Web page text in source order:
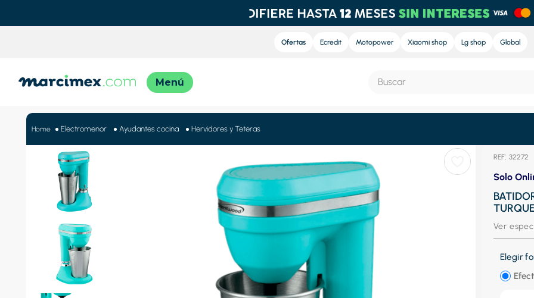
Ofertas Ecredit Motopower Xiaomi shop Lg shop Global
Electromenor Ayudantes cocina Hervidores y Teteras
: 32272
Solo
Ver
Elegir
motos
2.
moto
3.
iphone
england sound
5.
england sound pro
6.
lavadora
7.
.
celulares
9.
cocina